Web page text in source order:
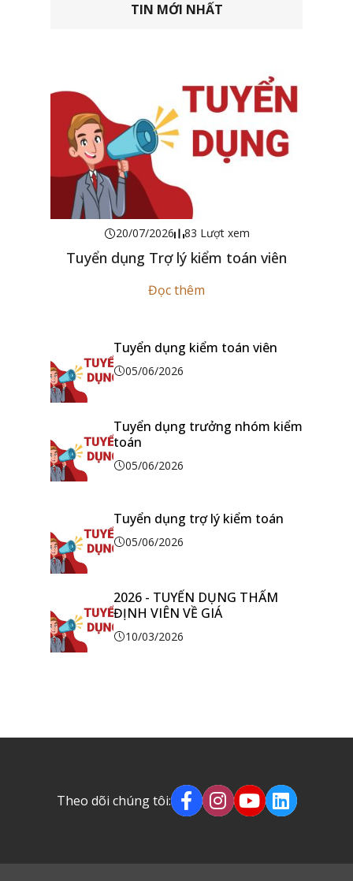
TIN MỚI NHẤT
20/07/2026 83 Lượt xem
Tuyển dụng Trợ lý kiểm toán viên
Đọc thêm
Tuyển dụng kiểm toán viên
05/06/2026
Tuyển dụng trưởng nhóm kiểm
toán
05/06/2026
Tuyển dụng trợ lý kiểm toán
05/06/2026
2026 - TUYỂN DỤNG THẨM
ĐỊNH VIÊN VỀ GIÁ
10/03/2026
Theo dõi chúng tôi: